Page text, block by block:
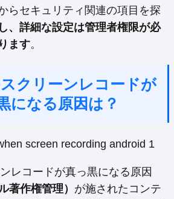
らセキュリティ関連の項目を探
、詳細な設定は管理者権限が必
ます。
クリーンレコードが
になる原因は？
レコードが真っ黒になる原因
著作権管理） が施されたコンテ